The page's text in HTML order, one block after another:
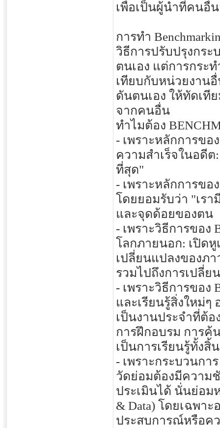
เพื่อเป็นผู้นำที่คนอื่น
การทำ
วิธีการปรับปรุงกร
ตนเอง แต่การกระ
เทียบกับหน่วยงาน
ดันตนเอง ให้ทัดเที
จากคนอื่น
ทำไมต้อง
- เพราะหลักการข
ความสำเร็จในอดี
ที่สุด"
- เพราะหลักการขอ
โดยยอมรับว่า "เร
และจุดด้อยของตน
- เพราะวิธีการของ
โลกภายนอก: เปิด
เปลี่ยนแปลงของภ
รวมไปถึงการเปลี่
- เพราะวิธีการของ
และเรียนรู้สิ่งใหม่ๆ
เป็นงานประจำที่ต้
การฝึกอบรม การค้
เป็นการเรียนรู้ทั้งสิ้น
- เพราะกระบวนกา
วัดย่อมต้องมีความ
ประเมินได้ นั่นย่อม
& Data) โดยเฉพา
ประสบการณ์หรือค